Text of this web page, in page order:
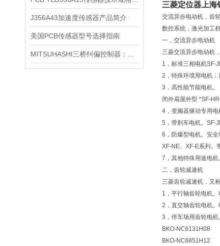
J356A43加速度传感器产品简介
美国PCB传感器型号选择指南
三菱定位器上海
交流异步电动机，齿
数控系统，激光加工
一，交流异步电动机
三菱交流异步电动机
1，标准三相电机SF-
2，特殊环境用电机
3，高性能节能电机
闭外扇屋外型 *SF-
4，变频器驱动专用
5，带刹车电机。SF-
6，防爆型电机。安
XF-NE、XF-E系列。
7，其他特殊用途电机
二，齿轮减速机
三菱齿轮减速机，又
1，平行轴齿轮电机
2，直交轴齿轮电机。
3，停车场用齿轮电
BKO-NC6131H08
BKO-NC6851H12